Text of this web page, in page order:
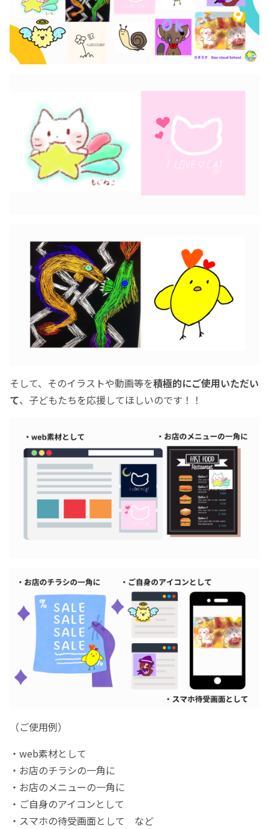
そして、そのイラストや動画等を積極的にご使用いただい
て、子どもたちを応援してほしいのです！！
（ご使用例）
・web素材として
・お店のチラシの一角に
・お店のメニューの一角に
・ご自身のアイコンとして
・スマホの待受画面として など